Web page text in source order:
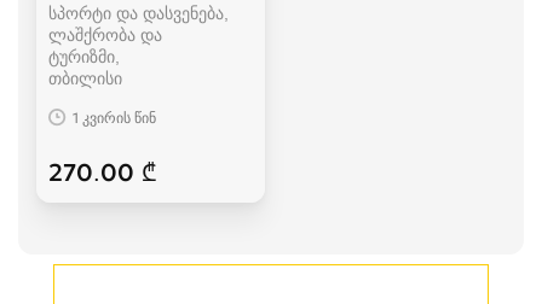
სპორტი და დასვენება,
ლაშქრობა და
ტურიზმი
თბილისი
1 კვირის წინ
270.00 ₾